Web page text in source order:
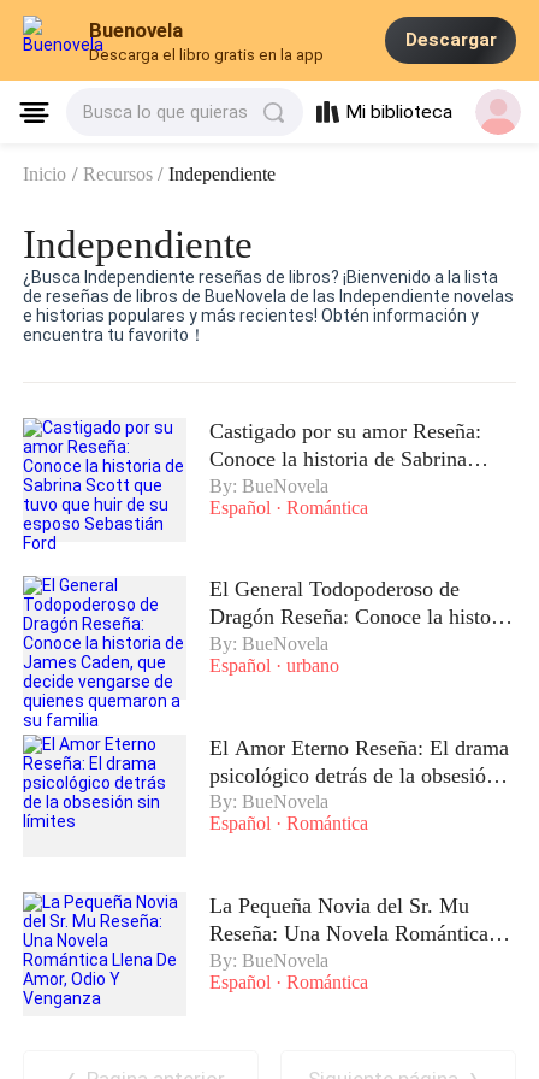
Buenovela
Descarga el libro gratis en la app
Descargar
Busca lo que quieras Mi biblioteca
Inicio / Recursos / Independiente
Independiente
¿Busca Independiente reseñas de libros? ¡Bienvenido a la lista
de reseñas de libros de BueNovela de las Independiente novelas
e historias populares y más recientes! Obtén información y
encuentra tu favorito！
Castigado por su amor Reseña:
Conoce la historia de Sabrina
Scott que tuvo que huir de su
esposo Sebastián Ford
By: BueNovela
Español ·Romántica
El General Todopoderoso de
Dragón Reseña: Conoce la historia
de James Caden, que decide
vengarse de quienes quemaron a
By: BueNovela
Español ·urbano
El Amor Eterno Reseña: El drama
psicológico detrás de la obsesión
sin límites
By: BueNovela
Español ·Romántica
La Pequeña Novia del Sr. Mu
Reseña: Una Novela Romántica
Llena De Amor, Odio Y Venganza
By: BueNovela
Español ·Romántica